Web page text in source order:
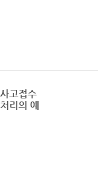
사고접수
처리의 예